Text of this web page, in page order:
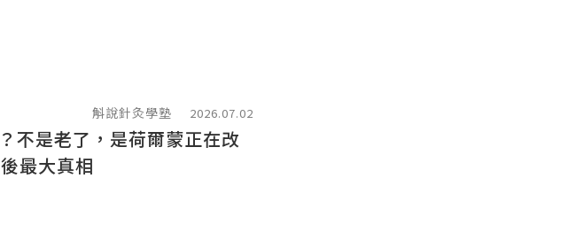
斛說針灸學塾 2026.07.02
不是老了，是荷爾蒙正在改
最大真相